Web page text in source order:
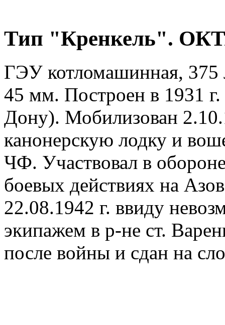
Тип "Кренкель".
ГЭУ котломашинная,
45 мм. Построен в 1931
Дону). Мобилизован
канонерскую лодку и
ЧФ. Участвовал в
боевых действиях на
22.08.1942 г. ввиду
экипажем в р-не ст.
после войны и сдан на